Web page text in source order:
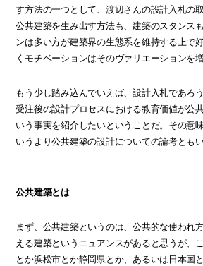
す方法の一つとして、渡辺さんの設計入札の
公共建築を生み出す方法も、建築のスタンス
ンは多い方が建築界の生態系を維持する上で
くモチベーションはそのヴァリエーションを
もう少し踏み込んでいえば、設計入札であろ
受注後の設計プロセスにおける教育価値が公
いう事実を紹介したいということだ。その意
いうより公共建築の設計についての論考ともい
公共建築とは
まず、公共建築というのは、公共的な使われ
える建築というニュアンスがあると思うが、
とか浜松市とか静岡県とか、あるいは日本国